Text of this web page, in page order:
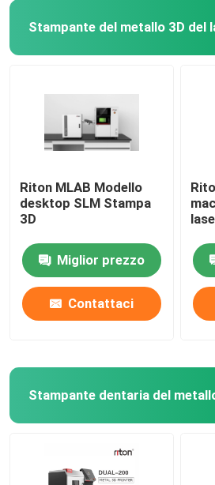
Macchina per piegare i fili
Macchina per piegare i fili DMIS-
Stampante del metallo 3D del
Riton MLAB Modello
desktop SLM Stampa
3D
Miglior prezzo
Contattaci
Stampante dentaria del